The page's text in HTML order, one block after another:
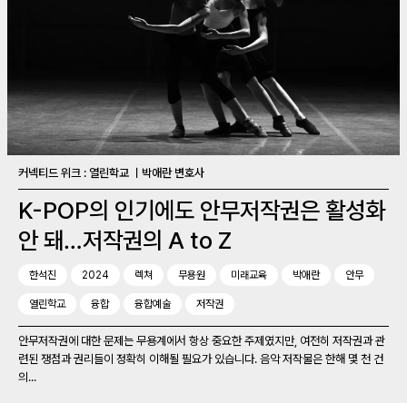
커넥티드 위크 : 열린학교 ㅣ박애란 변호사
K-POP의 인기에도 안무저작권은 활성화
안 돼…저작권의 A to Z
한석진 2024 렉쳐 무용원 미래교육 박애란 안무
열린학교 융합 융합예술 저작권
안무저작권에 대한 문제는 무용계에서 항상 중요한 주제였지만, 여전히 저작권과 관
련된 쟁점과 권리들이 정확히 이해될 필요가 있습니다. 음악 저작물은 한해 몇 천 건
의...